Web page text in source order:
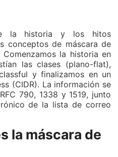
la historia y los hitos
conceptos de máscara de
la historia en
las clases (plano-flat),
y finalizamos en un
(CIDR). La información se
790, 1338 y 1519, junto
de la lista de correo
la máscara de